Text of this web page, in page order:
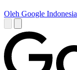
Oleh Google Indonesia